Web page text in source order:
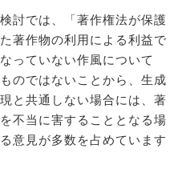
討では、「著作権法が保護
著作物の利用による利益で
っていない作風について
のではないことから、生成
と共通しない場合には、著
不当に害することとなる場
意見が多数を占めています